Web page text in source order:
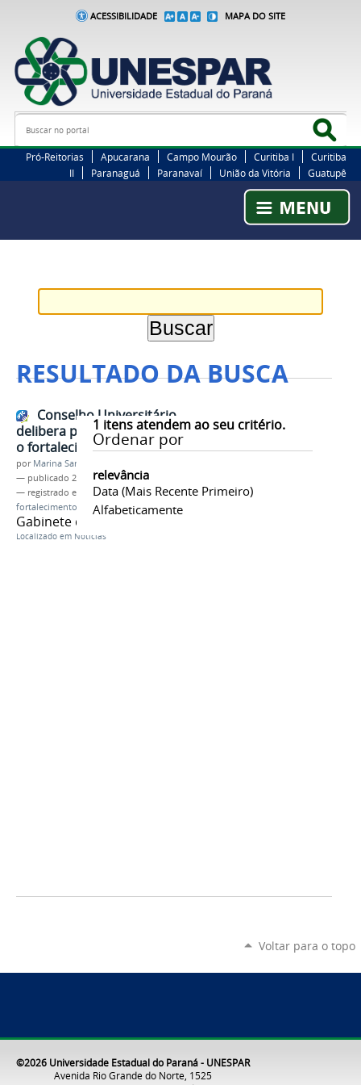
ACESSIBILIDADE MAPA DO SITE
Busca
Pró-Reitorias Apucarana Campo Mourão Curitiba I
Curitiba
II
Paranaguá Paranavaí União da Vitória Guatupê
RESULTADO DA BUSCA
1 itens atendem ao seu critério.
Ordenar por
relevância
Data (mais Recente Primeiro)
Alfabeticamente
Conselho Universitário
delibera pautas importantes para
o fortalecimento da Unespar
por Marina Santos Daum
— publicado 21/05/2026
— registrado em:
conselho,aprovação,
fortalecimento
Gabinete da Reitoria
Localizado em Notícias
Voltar para o topo
©2026 Universidade Estadual do Paraná - UNESPAR
Avenida Rio Grande do Norte, 1525